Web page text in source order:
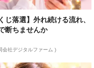
じ落選】外れ続ける流れ、
断ちませんか
会社デジタルファーム )